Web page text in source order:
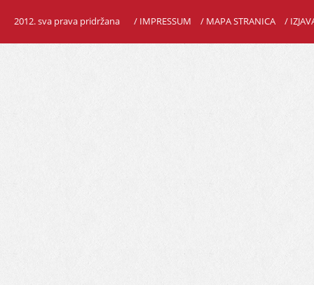
2012. sva prava pridržana / IMPRESSUM / MAPA STRANICA /